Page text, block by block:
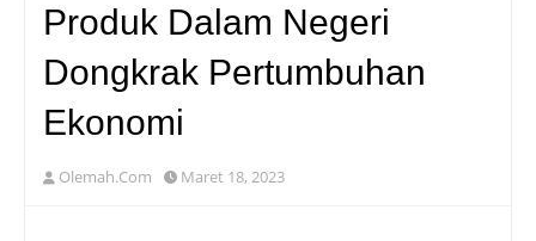
Produk Dalam Negeri
Dongkrak Pertumbuhan
Ekonomi
Olemah.Com Maret 18, 2023